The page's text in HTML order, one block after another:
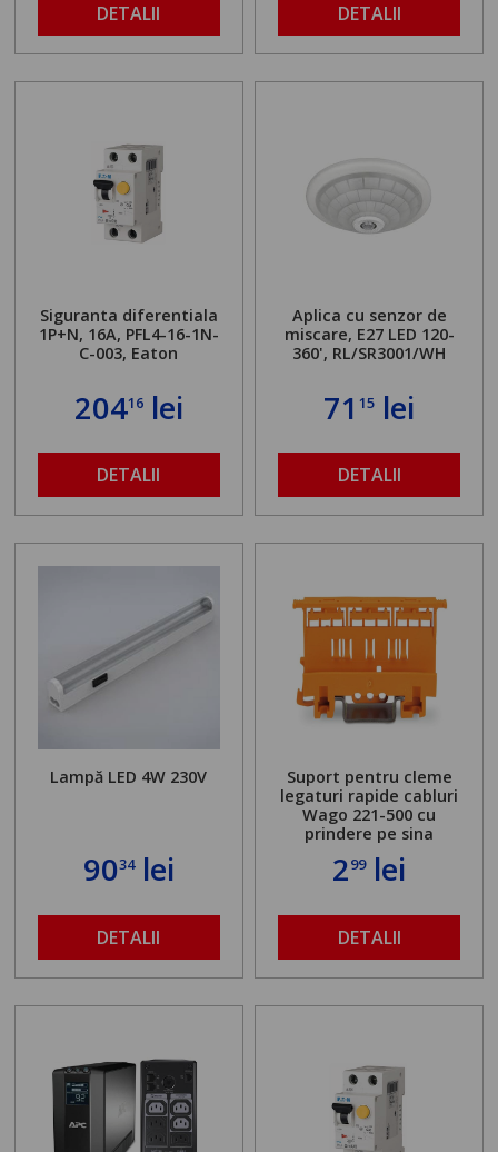
DETALII DETALII
Siguranta diferentiala
1P+N, 16A, PFL4-16-1N-
C-003, Eaton
20416lei
DETALII
Aplica cu senzor de
miscare, E27 LED 120-
360', RL/SR3001/WH
7115 lei
DETALII
Lampă LED 4W 230V
9034lei
DETALII
Suport pentru cleme
legaturi rapide cabluri
Wago 221-500 cu
prindere pe sina
299lei
DETALII